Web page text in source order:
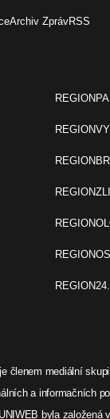
Archiv ZprávRSS
členem mediální
a informačních
byla založená